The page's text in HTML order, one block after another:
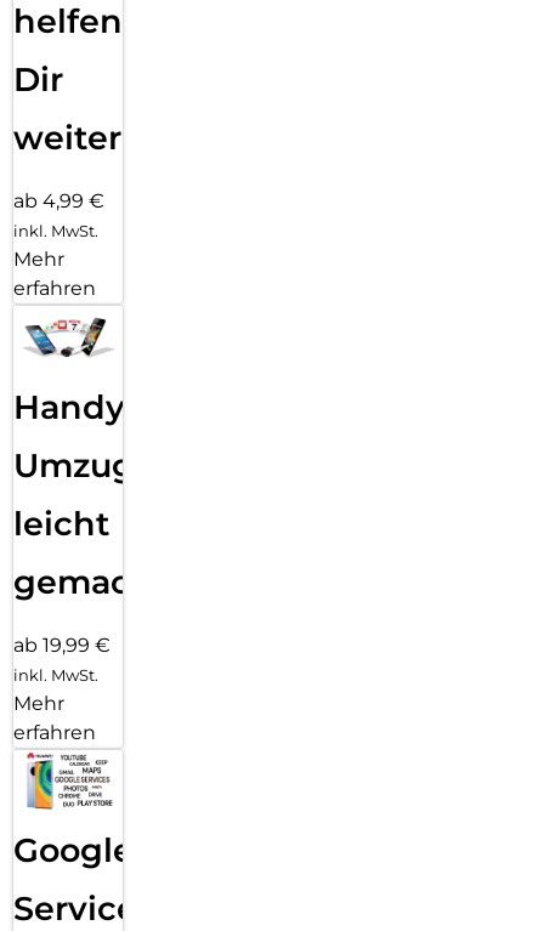
helfen
Dir
weiter
ab 4,99 €
inkl. MwSt.
Mehr
erfahren
Handy
Umzug
leicht
gemacht!
ab 19,99 €
inkl. MwSt.
Mehr
erfahren
Google
Services